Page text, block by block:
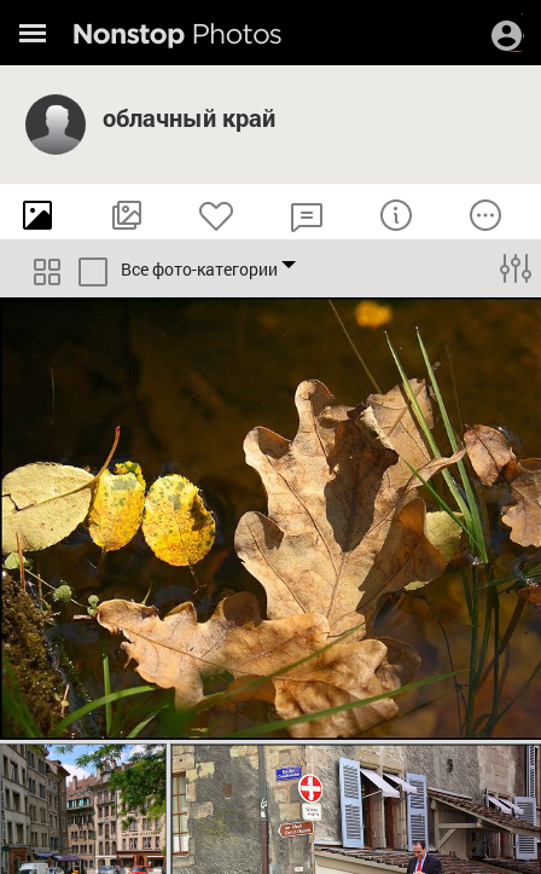
облачный край
Все фото-категории